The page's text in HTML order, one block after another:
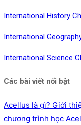
International History
International
International Science
Các bài viết nổi bật
Acellus là gì? Giới
chương trình học